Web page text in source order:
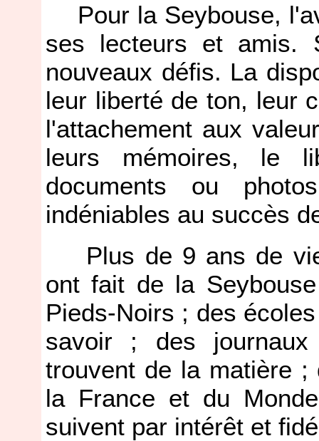
Pour la Seybouse,
ses lecteurs et amis.
nouveaux défis. La
leur liberté de ton, leur
l'attachement aux
leurs mémoires, le
documents ou
indéniables au succès
Plus de 9 ans de vie
ont fait de la
Pieds-Noirs ; des
savoir ; des
trouvent de la matière
la France et du
suivent par intérêt et